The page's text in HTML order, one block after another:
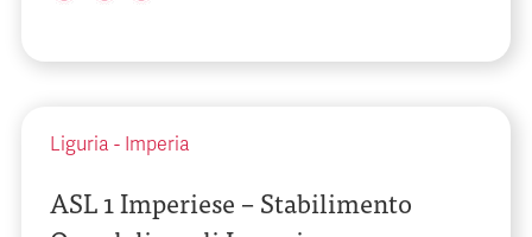
Liguria - Imperia
ASL 1 Imperiese – Stabilimento